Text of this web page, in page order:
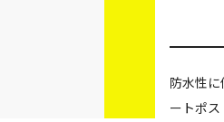
防水性
ートポ